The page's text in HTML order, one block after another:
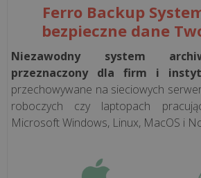
Programy
hoteli
Systemy
sprzedaży
Ferro Backup
bezpieczne dane
Niezawodny system
przeznaczony dla firm i
przechowywane na sieciowych
roboczych czy laptopach
Microsoft Windows, Linux, MacOS i